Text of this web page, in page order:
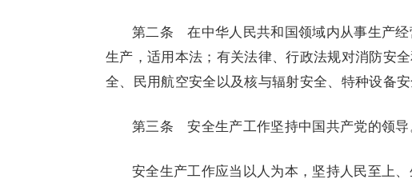
第二条 在中华人民共和国领域内从事生产
生产，适用本法；有关法律、行政法规对消防安
全、民用航空安全以及核与辐射安全、特种设备
第三条 安全生产工作坚持中国共产党的领导
安全生产工作应当以人为本，坚持人民至上